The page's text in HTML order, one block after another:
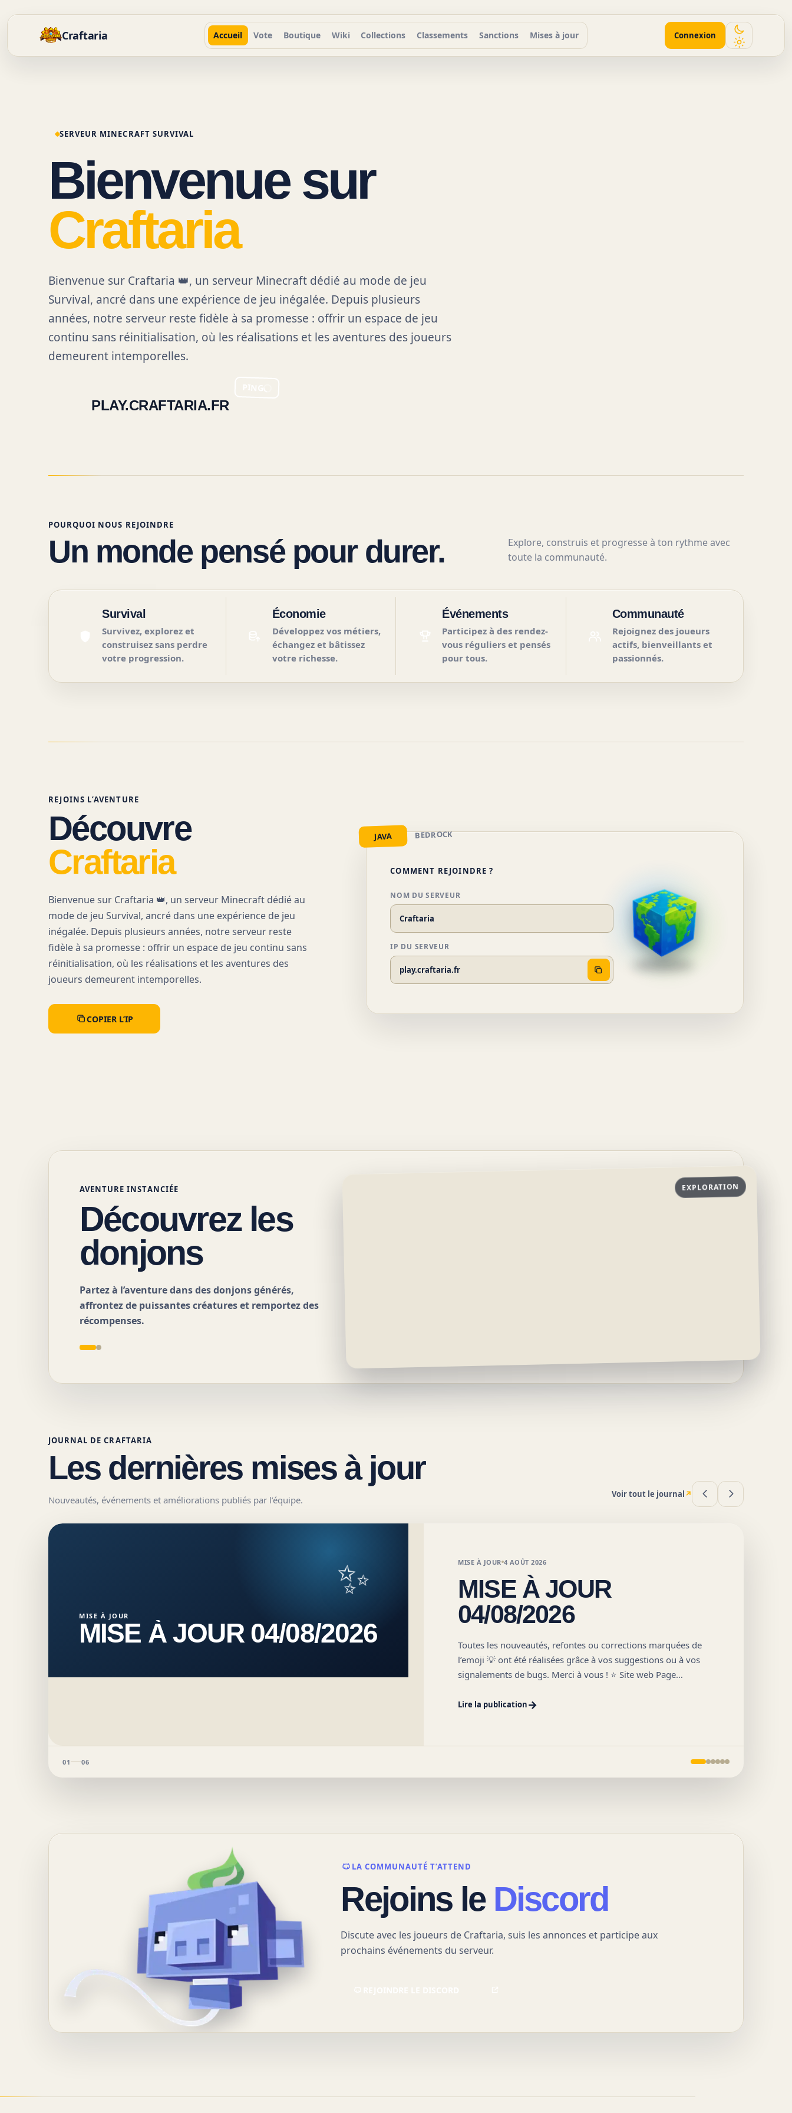
Craftaria Accueil Vote Boutique Wiki Collections Classements Sanctions Mises à jour Connexion Activer le
Activer le
SERVEUR MINECRAFT SURVIVAL
Bienvenue sur
Craftaria
Bienvenue sur Craftaria 👑, un serveur Minecraft dédié au mode de jeu
Survival, ancré dans une expérience de jeu inégalée. Depuis plusieurs
années, notre serveur reste fidèle à sa promesse : offrir un espace de jeu
continu sans réinitialisation, où les réalisations et les aventures des joueurs
demeurent intemporelles.
PLAY.CRAFTARIA.FR
POURQUOI NOUS REJOINDRE
Un monde pensé pour durer.
Explore, construis et progresse à ton rythme avec
toute la communauté.
Survival
Survivez, explorez et
construisez sans perdre
votre progression.
Économie
Développez vos métiers,
échangez et bâtissez
votre richesse.
Événements
Participez à des rendez-
vous réguliers et pensés
pour tous.
Communauté
Rejoignez des joueurs
actifs, bienveillants et
passionnés.
REJOINS L’AVENTURE
Découvre
Craftaria
Bienvenue sur Craftaria 👑, un serveur Minecraft dédié au
mode de jeu Survival, ancré dans une expérience de jeu
inégalée. Depuis plusieurs années, notre serveur reste
fidèle à sa promesse : offrir un espace de jeu continu sans
réinitialisation, où les réalisations et les aventures des
joueurs demeurent intemporelles.
COPIER L’IP
JAVA BEDROCK
COMMENT REJOINDRE ?
NOM DU SERVEUR
Craftaria
IP DU SERVEUR
play.craftaria.fr
AVENTURE INSTANCIÉE
Découvrez les
donjons
Partez à l’aventure dans des donjons générés,
affrontez de puissantes créatures et remportez des
récompenses.
EXPLORATION
JOURNAL DECRAFTARIA
Les dernières mises à jour
Nouveautés, événements et améliorations publiés par l’équipe. Voir tout le journal↗
✨
MISE À JOUR
MISE À JOUR 04/08/2026
MISE À JOUR 4 AOÛT 2026
MISE À JOUR
04/08/2026
Toutes les nouveautés, refontes ou corrections marquées de
l’emoji 💡 ont été réalisées grâce à vos suggestions ou à vos
signalements de bugs. Merci à vous ! ⭐ Site web Page
Lire la publication→
01 06
LA COMMUNAUTÉ T’ATTEND
Rejoins le Discord
Discute avec les joueurs de Craftaria, suis les annonces et participe aux
prochains événements du serveur.